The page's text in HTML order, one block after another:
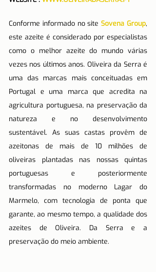
Conforme informado no site Sovena Group,
este azeite é considerado por especialistas
como o melhor azeite do mundo várias
vezes nos últimos anos. Oliveira da Serra é
uma das marcas mais conceituadas em
Portugal e uma marca que acredita na
agricultura portuguesa, na preservação da
natureza e no desenvolvimento
sustentável. As suas castas provêm de
azeitonas de mais de 10 milhões de
oliveiras plantadas nas nossas quintas
portuguesas e posteriormente
transformadas no moderno Lagar do
Marmelo, com tecnologia de ponta que
garante, ao mesmo tempo, a qualidade dos
azeites de Oliveira. Da Serra e a
preservação do meio ambiente.